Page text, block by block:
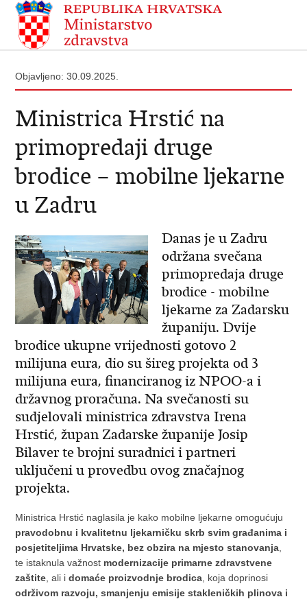
Objavljeno: 30.09.2025.
Ministrica Hrstić na
primopredaji druge
brodice – mobilne ljekarne
u Zadru
Danas je u Zadru
održana svečana
primopredaja druge
brodice - mobilne
ljekarne za Zadarsku
županiju. Dvije
brodice ukupne vrijednosti gotovo 2
milijuna eura, dio su šireg projekta od 3
milijuna eura, financiranog iz NPOO-a i
državnog proračuna. Na svečanosti su
sudjelovali ministrica zdravstva Irena
Hrstić, župan Zadarske županije Josip
Bilaver te brojni suradnici i partneri
uključeni u provedbu ovog značajnog
projekta.
Ministrica Hrstić naglasila je kako mobilne ljekarne omogućuju
pravodobnu i kvalitetnu ljekarničku skrb svim građanima i
posjetiteljima Hrvatske, bez obzira na mjesto stanovanja
te istaknula važnost modernizacije primarne zdravstvene
zaštite , ali idomaće proizvodnje brodica , koja doprinosi
održivom razvoju, smanjenju emisije stakleničkih plinova i